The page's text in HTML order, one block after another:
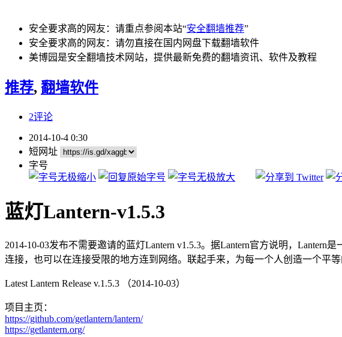
安全要求高的网友：请重点参阅本站“安全翻墙推荐”
安全要求高的网友：请勿直接在国内网盘下载翻墙软件
美博园是安全翻墙技术网站，提供最新免费的翻墙资讯、软件及教程
推荐, 翻墙软件
2评论
2014-10-4 0:30
短网址
字号
蓝灯Lantern-v1.5.3
2014-10-03发布不需要邀请的蓝灯Lantern v1.5.3。据Lantern官方说明，
连接，也可以在连接受限的地方连到网络。联起手来，为每一个人创造一个平等
Latest Lantern Release v.1.5.3 （2014-10-03）
项目主页：
https://github.com/getlantern/lantern/
https://getlantern.org/